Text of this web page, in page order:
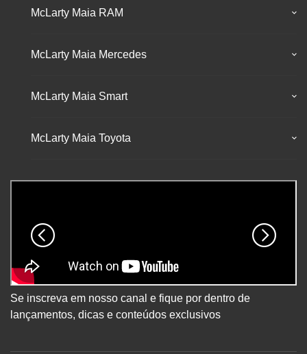
McLarty Maia RAM
McLarty Maia Mercedes
McLarty Maia Smart
McLarty Maia Toyota
Se inscreva em nosso canal e fique por dentro de
lançamentos, dicas e conteúdos exclusivos